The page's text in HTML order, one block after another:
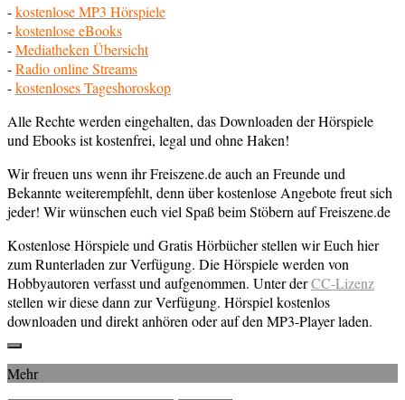
-kostenlose MP3 Hörspiele
-kostenlose eBooks
-Mediatheken Übersicht
-Radio online Streams
-kostenloses Tageshoroskop
Alle Rechte werden eingehalten, das Downloaden der Hörspiele
und Ebooks ist kostenfrei, legal und ohne Haken!
Wir freuen uns wenn ihr Freiszene.de auch an Freunde und
Bekannte weiterempfehlt, denn über kostenlose Angebote freut sich
jeder! Wir wünschen euch viel Spaß beim Stöbern auf Freiszene.de
Kostenlose Hörspiele und Gratis Hörbücher stellen wir Euch hier
zum Runterladen zur Verfügung. Die Hörspiele werden von
Hobbyautoren verfasst und aufgenommen. Unter derCC-Lizenz
stellen wir diese dann zur Verfügung. Hörspiel kostenlos
downloaden und direkt anhören oder auf den MP3-Player laden.
Mehr